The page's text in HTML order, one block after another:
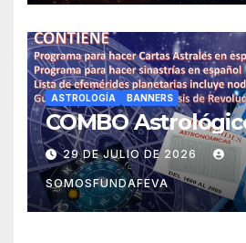
ASTROLOGÍA BANNERS
COMBO
29 DE JULIO DE 2026
SOMOSFUNDAFEVA